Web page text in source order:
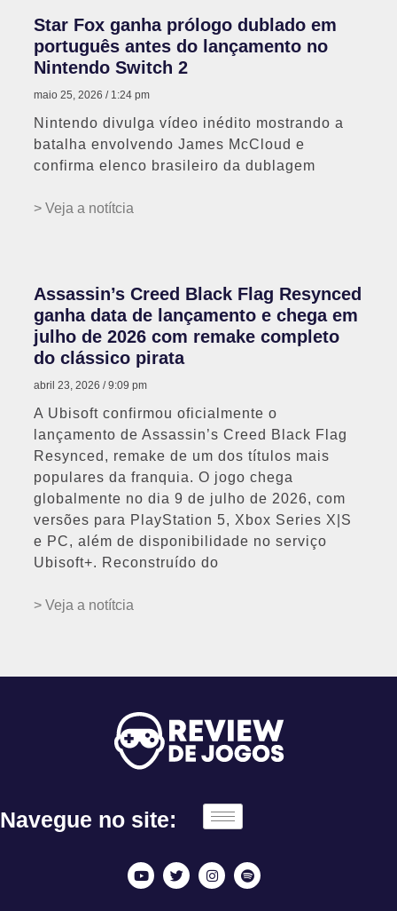
Star Fox ganha prólogo dublado em
português antes do lançamento no
Nintendo Switch 2
maio 25, 2026 1:24 pm
Nintendo divulga vídeo inédito mostrando a
batalha envolvendo James McCloud e
confirma elenco brasileiro da dublagem
> Veja a notítcia
Assassin’s Creed Black Flag Resynced
ganha data de lançamento e chega em
julho de 2026 com remake completo
do clássico pirata
abril 23, 2026 9:09 pm
A Ubisoft confirmou oficialmente o
lançamento de Assassin’s Creed Black Flag
Resynced, remake de um dos títulos mais
populares da franquia. O jogo chega
globalmente no dia 9 de julho de 2026, com
versões para PlayStation 5, Xbox Series X|S
e PC, além de disponibilidade no serviço
Ubisoft+. Reconstruído do
> Veja a notítcia
Navegue no site: